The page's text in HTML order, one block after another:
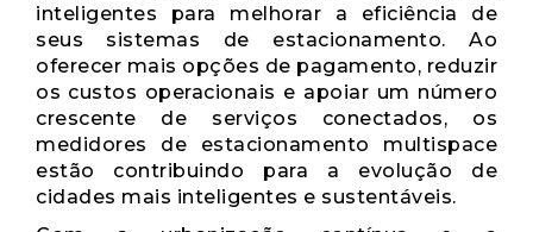
inteligentes para melhorar a eficiência de
seus sistemas de estacionamento. Ao
oferecer mais opções de pagamento, reduzir
os custos operacionais e apoiar um número
crescente de serviços conectados, os
medidores de estacionamento multispace
estão contribuindo para a evolução de
cidades mais inteligentes e sustentáveis.